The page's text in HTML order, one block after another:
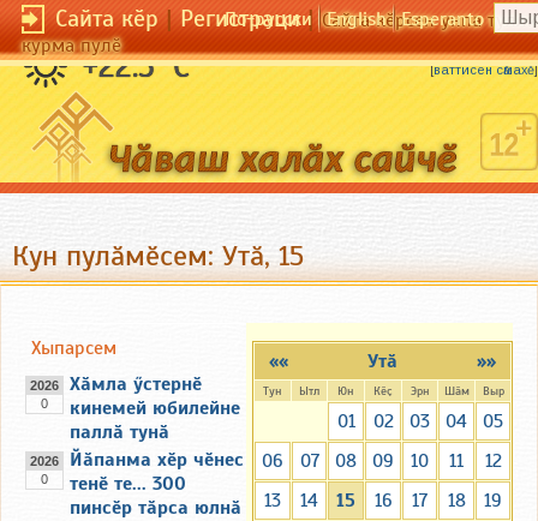
Сайта кӗр|Регистраци|Сайта кӗрсен унпа
курма пулӗ
По-русски English Esperanto
+22.5 °C Ҫынна йывӑр ан кала, ху та ҫавна курӑн.
[ваттисен сӑмахӗ]
Кун пулӑмӗсем: Утӑ, 15
»»
«« Утӑ
Тун Ытл Юн Кӗҫ Эрн Шӑм Выр
01 02 03 04
05
06
07 08 09 10 11
12
13
14 15 16 17 18
19
Хыпарсем
2026
0
Хӑмла ӳстернӗ
кинемей юбилейне
паллӑ тунӑ
2026
0
Йӑпанма хӗр чӗнес
тенӗ те... 300
пинсӗр тӑрса юлнӑ